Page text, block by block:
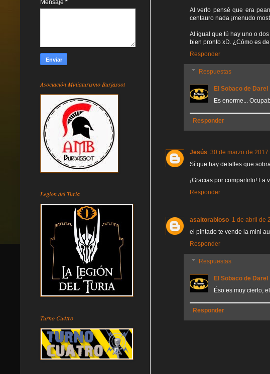
Al verlo pensé que era
centauro nada ¡menudo
Al igual que tú hay uno o
bien pronto xD. ¿Cómo es
Responder
Respuestas
El Sobaco de Darel
Es enorme...
Responder
Jesús 30 de marzo de 2017
Sí que hay detalles que
¡Gracias por compartirlo! La
Responder
asaltorabioso 1 de abril de
el pintado te vende la mini
Responder
Respuestas
El Sobaco de Darel
Éso es muy cierto,
Responder
Mensaje *
Asociación Miniaturismo Burjassot
Legion del Turia
Turno Cu4tro